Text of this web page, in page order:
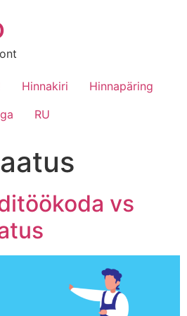
Hinnakiri
Hinnapäring
RU
vs